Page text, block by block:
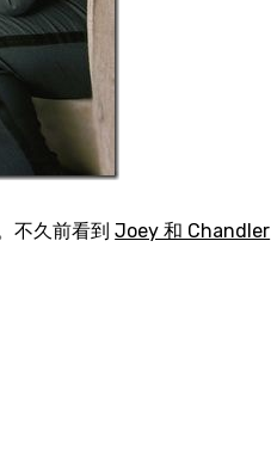
不久前看到Joey 和 Chandler